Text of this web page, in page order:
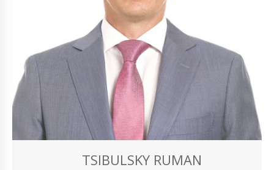
TSIBULSKY RUMAN